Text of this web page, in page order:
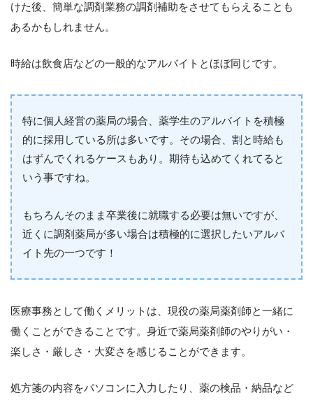
けた後、簡単な調剤業務の調剤補助をさせてもらえることも
あるかもしれません。
時給は飲食店などの一般的なアルバイトとほぼ同じです。
特に個人経営の薬局の場合、薬学生のアルバイトを積極
的に採用している所は多いです。その場合、割と時給も
はずんでくれるケースもあり。期待も込めてくれてると
いう事ですね。
もちろんそのまま卒業後に就職する必要は無いですが、
近くに調剤薬局が多い場合は積極的に選択したいアルバ
イト先の一つです！
医療事務として働くメリットは、現役の薬局薬剤師と一緒に
働くことができることです。身近で薬局薬剤師のやりがい・
楽しさ・厳しさ・大変さを感じることができます。
処方箋の内容をパソコンに入力したり、薬の検品・納品など